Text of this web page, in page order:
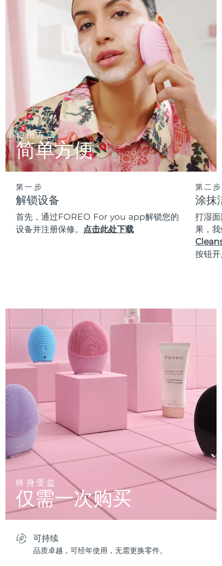
使用方法
简单方便
第一步
解锁设备
首先，通过FOREO For you app解锁您的
设备并注册保修。 点击此处下载
第二步
涂抹
打湿
果，
按钮
终身受益
仅需一次购买
可持续
品质卓越，可经年使用，无需更换零件。